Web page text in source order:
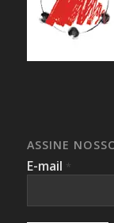
ASSINE
E-mail *